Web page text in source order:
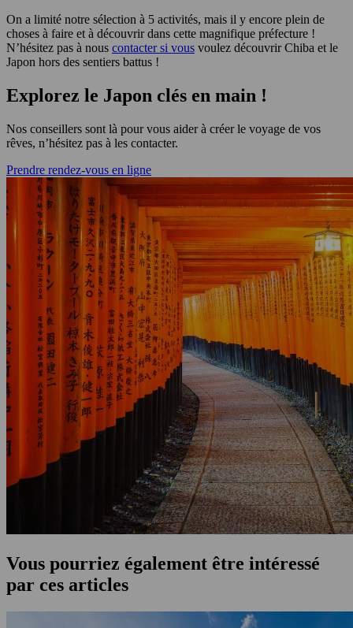
On a limité notre sélection à 5 activités, mais il y encore plein de
choses à faire et à découvrir dans cette magnifique préfecture !
N’hésitez pas à nous contacter si vous voulez découvrir Chiba et le
Japon hors des sentiers battus !
Explorez le Japon clés en main !
Nos conseillers sont là pour vous aider à créer le voyage de vos
rêves, n’hésitez pas à les contacter.
Prendre rendez-vous en ligne
Vous pourriez également être intéressé
par ces articles